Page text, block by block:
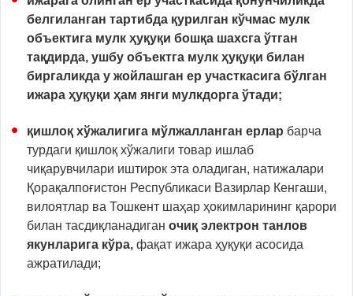
белгиланган тартибда қурилган кўчмас мулк
объектига мулк ҳуқуқи бошқа шахсга ўтган
тақдирда, ушбу объектга мулк ҳуқуқи билан
биргаликда у жойлашган ер участкасига бўлган
ижара ҳуқуқи ҳам янги мулкдорга ўтади;
қишлоқ хўжалигига мўлжалланган ерлар барча
турдаги қишлоқ хўжалиги товар ишлаб
чиқарувчилари иштирок эта оладиган, натижалари
Қорақалпоғистон Республикаси Вазирлар Кенгаши,
вилоятлар ва Тошкент шаҳар ҳокимларининг қарори
билан тасдиқланадиган очиқ электрон танлов
якунларига кўра, фақат ижара ҳуқуқи асосида
ажратилади;